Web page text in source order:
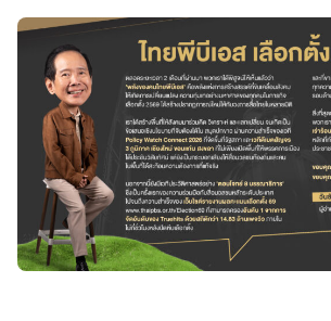
Thai PBS Podcast
View The World via The Voice
Thai PBS World
We Bring Thailand to The World
เว็บไซต์บริการ
C-SITE
เพราะพลังการสื่อสารอยู่ในมือคุณ
รับเรื่องร้องเรียน
ติดต่อเรา
About Thai PBS